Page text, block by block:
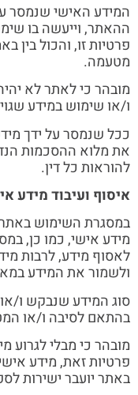
המידע האישי שנמסר
ההאתר, וייעשה בו
פרטיות זו, והכול בין
מטעמה.
מובהר כי לאתר לא
ו/או שימוש במידע
ככל שנמסר על ידך
את מלוא ההסכמות
להוראות כל דין.
איסוף ועיבוד מידע
במסגרת השימוש
מידע אישי, כמו כן,
לאסוף מידע, לרבות
ולשמור את המידע
סוג המידע שנבקש ו/
בהתאם לסיבה ו/או
מובהר כי מבלי לגרוע
פרטיות זאת, מידע
באתר יועבר ישירות